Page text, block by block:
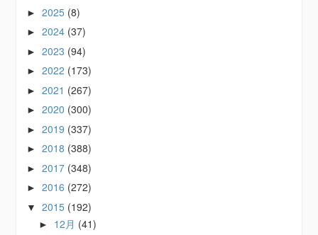
►2025 (8)
►2024 (37)
►2023 (94)
►2022 (173)
►2021 (267)
►2020 (300)
►2019 (337)
►2018 (388)
►2017 (348)
►2016 (272)
▼2015 (192)
► 12月 (41)